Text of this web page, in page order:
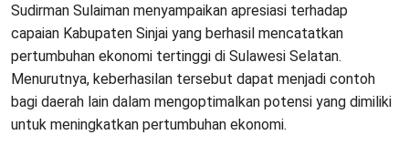
Sudirman Sulaiman menyampaikan apresiasi terhadap
capaian Kabupaten Sinjai yang berhasil mencatatkan
pertumbuhan ekonomi tertinggi di Sulawesi Selatan.
Menurutnya, keberhasilan tersebut dapat menjadi contoh
bagi daerah lain dalam mengoptimalkan potensi yang dimiliki
untuk meningkatkan pertumbuhan ekonomi.